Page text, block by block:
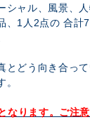
シャル、風景、
1 人 2点の 合計
とどう向き合っ
ります。ご注意